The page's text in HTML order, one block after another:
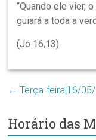
“Quando ele vier,
guiará a toda a
(Jo 16,13)
← Terça-feira|16/
Horário das